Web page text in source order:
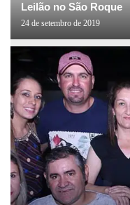
Leilão no São Roque
24 de setembro de 2019